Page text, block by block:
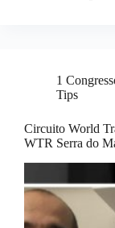
1
Tips
Circuito World
WTR Serra do